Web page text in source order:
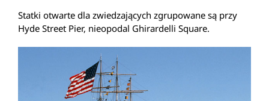
Statki otwarte dla zwiedzających zgrupowane są przy
Hyde Street Pier, nieopodal Ghirardelli Square.